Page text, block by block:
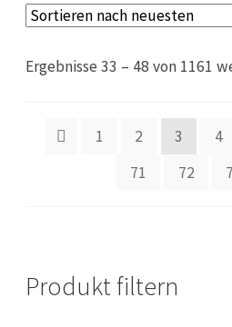
Ergebnisse 33 – 48 von 1161
1 2 3 4
71
72
Produkt filtern